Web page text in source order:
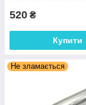
520 ₴
Купити
Не зламається